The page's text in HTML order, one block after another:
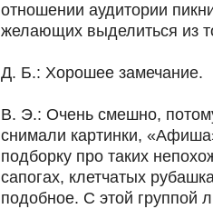
отношении аудитории
желающих выделиться из
Д. Б.: Хорошее замечание.
В. Э.: Очень смешно,
снимали картинки,
подборку про таких
сапогах, клетчатых
подобное. С этой группой